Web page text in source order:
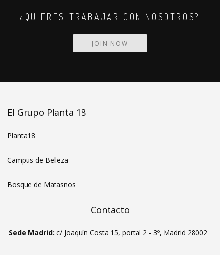
¿QUIERES TRABAJAR CON NOSOTROS?
JOIN NOW
El Grupo Planta 18
Planta18
Campus de Belleza
Bosque de Matasnos
Contacto
Sede Madrid: c/ Joaquín Costa 15, portal 2 - 3º, Madrid 28002